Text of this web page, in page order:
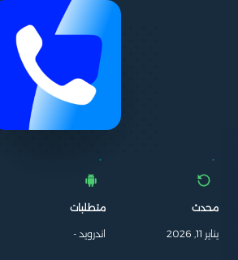
محدث
يناير 11, 2026
متطلبات
اندرويد -